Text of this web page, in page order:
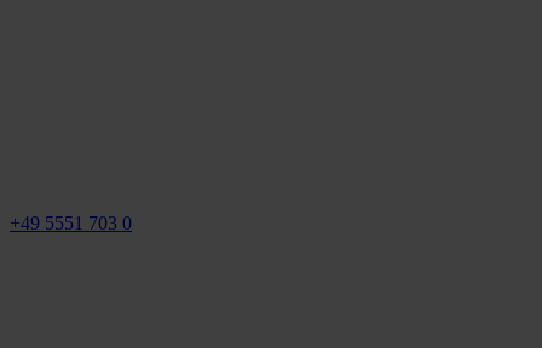
+49 5551 703 0